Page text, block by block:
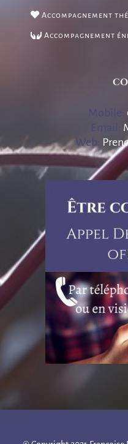
Accompagnement
Accompagnement
Mobile:
Web: